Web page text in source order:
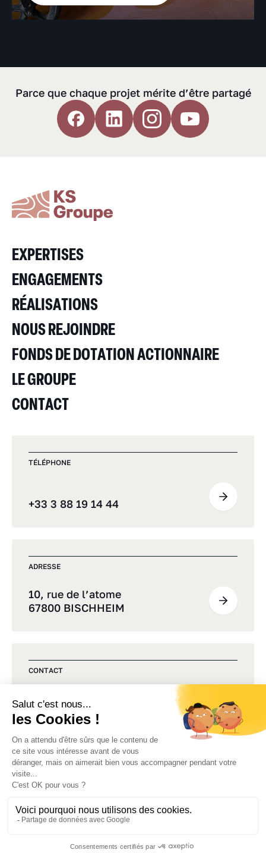
Parce que chaque projet mérite d’être partagé
EXPERTISES
ENGAGEMENTS
RÉALISATIONS
NOUS REJOINDRE
FONDS DE DOTATION ACTIONNAIRE
LE GROUPE
CONTACT
TÉLÉPHONE
+33 3 88 19 14 44
ADRESSE
10, rue de l’atome
67800 BISCHHEIM
CONTACT
Commençons par un premier
échange
Gestion des cookiesPlan du site